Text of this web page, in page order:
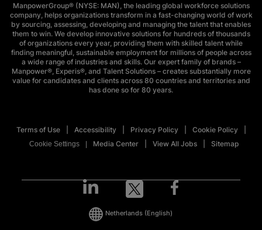
ManpowerGroup® (NYSE: MAN), the leading global workforce solutions
company, helps organizations transform in a fast-changing world of work
by sourcing, assessing, developing and managing the talent that enables
them to win. We develop innovative solutions for hundreds of thousands
of organizations every year, providing them with skilled talent while
finding meaningful, sustainable employment for millions of people across
a wide range of industries and skills. Our expert family of brands –
Manpower®, Experis®, and Talent Solutions – creates substantially more
value for candidates and clients across 80 countries and territories and
has done so for 80 years.
Terms of Use Accessibility Privacy Policy Cookie Policy
Cookie Settings Media Center View All Jobs Sitemap
Netherlands (English)